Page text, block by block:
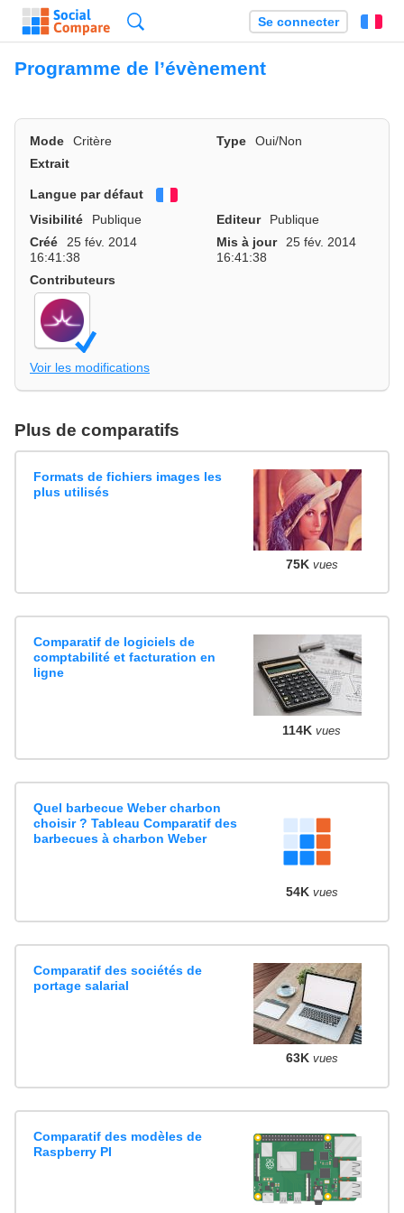
Se connecter
Programme de l’évènement
Mode Critère Type
Oui/Non
Extrait
Langue par défaut
Visibilité
Publique Editeur
Publique
Créé
25 fév. 2014
16:41:38
Mis à jour
25 fév. 2014
16:41:38
Contributeurs
Voir les modifications
Plus de comparatifs
Formats de fichiers images les
plus utilisés
75K vues
Comparatif de logiciels de
comptabilité et facturation en
ligne
114K vues
Quel barbecue Weber charbon
choisir ? Tableau Comparatif des
barbecues à charbon Weber
54K vues
Comparatif des sociétés de
portage salarial
63K vues
Comparatif des modèles de
Raspberry PI